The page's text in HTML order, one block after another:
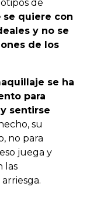
de
se quiere con
y no se
de los
se ha
para
sentirse
su
no para
juega y
las